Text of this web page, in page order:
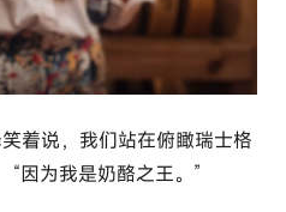
笑着说，我们站在俯瞰瑞士格
“因为我是奶酪之王。”